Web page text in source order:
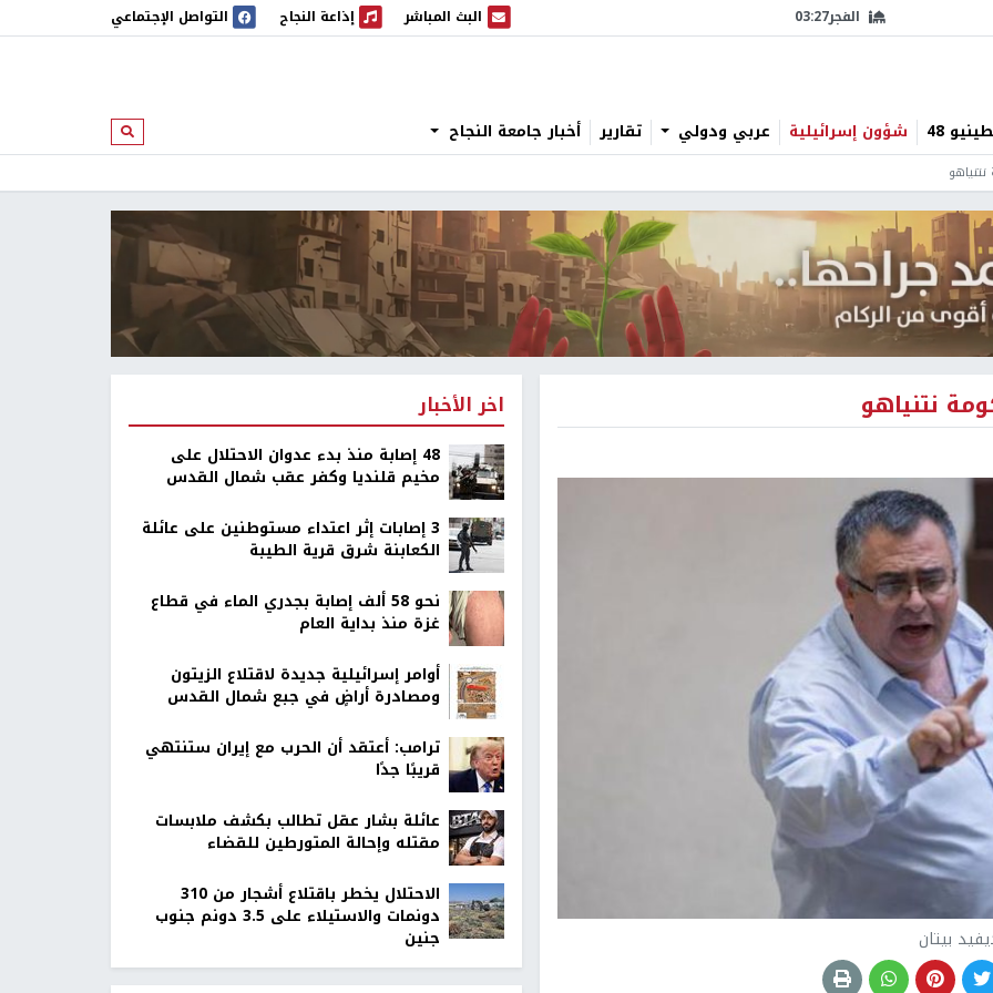
الفجر03:27 البث المباشر
البث المباشر إذاعة النجاح
إذاعة النجاح التواصل الإجتماعي
48 شؤون إسرائيلية عربي ودولي تقارير أخبار جامعة النجاح ابحث
نتنياهو
بيتان
اخر الأخبار
48 إصابة منذ بدء عدوان الاحتلال على
مخيم قلنديا وكفر عقب شمال القدس
‏3 إصابات إثر اعتداء مستوطنين على عائلة
الكعابنة شرق قرية الطيبة
نحو 58 ألف إصابة بجدري الماء في قطاع
غزة منذ بداية العام
أوامر إسرائيلية جديدة لاقتلاع الزيتون
ومصادرة أراضٍ في جبع شمال القدس
ترامب: أعتقد أن الحرب مع إيران ستنتهي
قريبًا جدًا
عائلة بشار عقل تطالب بكشف ملابسات
مقتله وإحالة المتورطين للقضاء
الاحتلال يخطر باقتلاع أشجار من 310
دونمات والاستيلاء على 3.5 دونم جنوب
جنين